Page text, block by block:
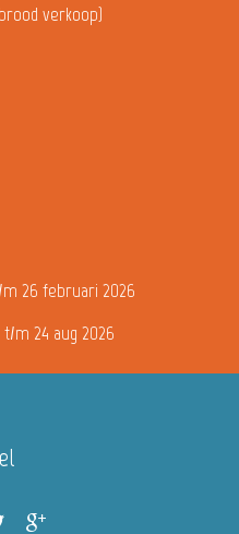
verkoop)
26 februari 2026
m 24 aug 2026